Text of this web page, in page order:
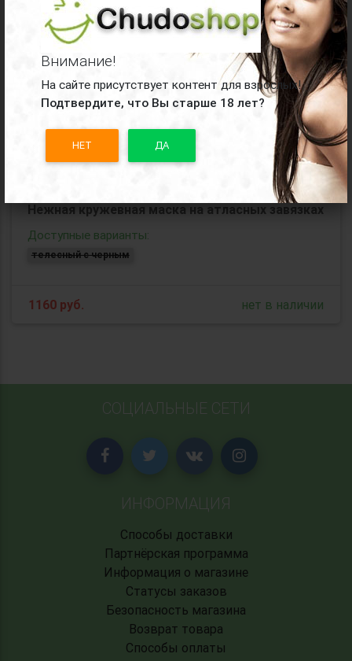
Внимание!
На сайте присутствует контент для взрослых!
Подтвердите, что Вы старше 18 лет?
НЕТ ДА
Доступные варианты:
черный
1210 руб. нет в наличии
Код товара: 06705
Нежная кружевная маска на атласных завязках
Доступные варианты:
телесный с черным
1160 руб. нет в наличии
СОЦИАЛЬНЫЕ СЕТИ
ИНФОРМАЦИЯ
Способы доставки
Партнёрская программа
Информация о магазине
Статусы заказов
Безопасность магазина
Возврат товара
Способы оплаты